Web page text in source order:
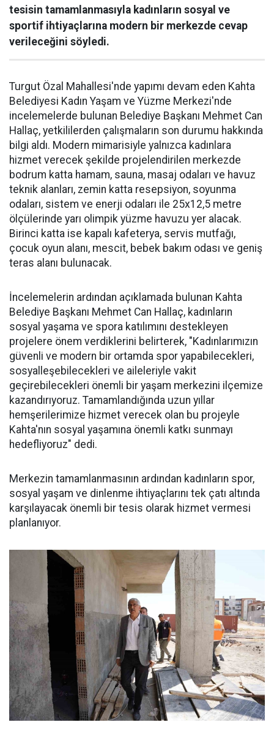
tesisin tamamlanmasıyla kadınların sosyal ve
sportif ihtiyaçlarına modern bir merkezde cevap
verileceğini söyledi.
Turgut Özal Mahallesi'nde yapımı devam eden Kahta
Belediyesi Kadın Yaşam ve Yüzme Merkezi'nde
incelemelerde bulunan Belediye Başkanı Mehmet Can
Hallaç, yetkililerden çalışmaların son durumu hakkında
bilgi aldı. Modern mimarisiyle yalnızca kadınlara
hizmet verecek şekilde projelendirilen merkezde
bodrum katta hamam, sauna, masaj odaları ve havuz
teknik alanları, zemin katta resepsiyon, soyunma
odaları, sistem ve enerji odaları ile 25x12,5 metre
ölçülerinde yarı olimpik yüzme havuzu yer alacak.
Birinci katta ise kapalı kafeterya, servis mutfağı,
çocuk oyun alanı, mescit, bebek bakım odası ve geniş
teras alanı bulunacak.
İncelemelerin ardından açıklamada bulunan Kahta
Belediye Başkanı Mehmet Can Hallaç, kadınların
sosyal yaşama ve spora katılımını destekleyen
projelere önem verdiklerini belirterek, "Kadınlarımızın
güvenli ve modern bir ortamda spor yapabilecekleri,
sosyalleşebilecekleri ve aileleriyle vakit
geçirebilecekleri önemli bir yaşam merkezini ilçemize
kazandırıyoruz. Tamamlandığında uzun yıllar
hemşerilerimize hizmet verecek olan bu projeyle
Kahta'nın sosyal yaşamına önemli katkı sunmayı
hedefliyoruz" dedi.
Merkezin tamamlanmasının ardından kadınların spor,
sosyal yaşam ve dinlenme ihtiyaçlarını tek çatı altında
karşılayacak önemli bir tesis olarak hizmet vermesi
planlanıyor.